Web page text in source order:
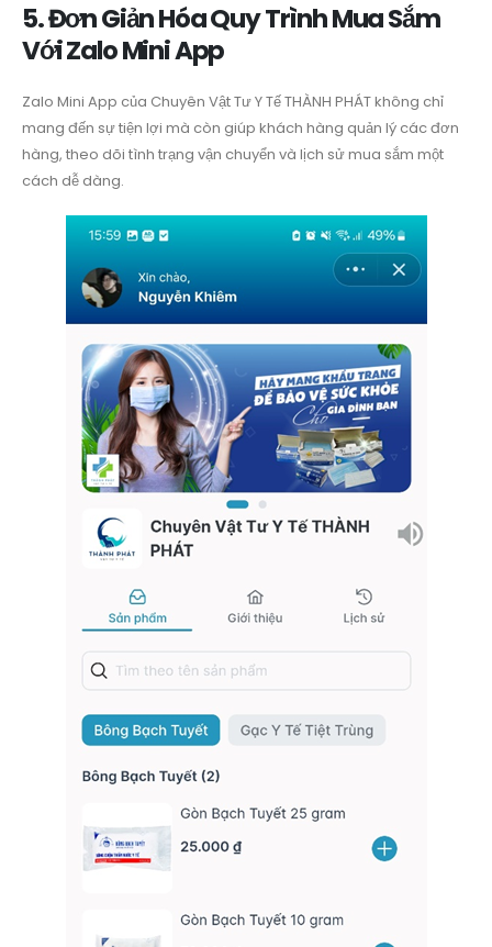
5. Đơn Giản Hóa Quy Trình Mua Sắm
Với Zalo Mini App
Zalo Mini App của Chuyên Vật Tư Y Tế THÀNH PHÁT không chỉ
mang đến sự tiện lợi mà còn giúp khách hàng quản lý các đơn
hàng, theo dõi tình trạng vận chuyển và lịch sử mua sắm một
cách dễ dàng.